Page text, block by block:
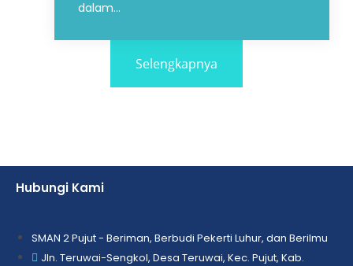
dalam...
Selengkapnya
Hubungi Kami
SMAN 2 Pujut - Beriman, Berbudi Pekerti Luhur, dan Berilmu
Jln. Teruwai-Sengkol, Desa Teruwai, Kec. Pujut, Kab.